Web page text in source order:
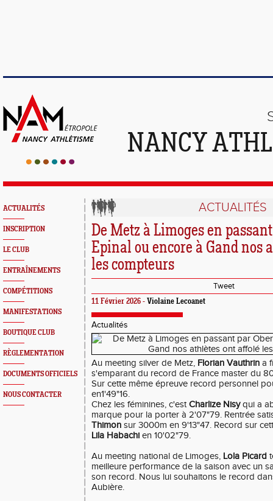
NANCY
ACTUALITÉS
INSCRIPTION
LE CLUB
ENTRAÎNEMENTS
COMPÉTITIONS
MANIFESTATIONS
BOUTIQUE CLUB
RÈGLEMENTATION
DOCUMENTS OFFICIELS
NOUS CONTACTER
ACTUALITÉS
De Metz à Limoges en
Epinal ou encore à Gand nos
les compteurs
Tweet
11 Février 2026 - Violaine Lecoanet
Actualités
Au meeting silver de Metz, Florian Vauthrin a
s'emparant du record de France master du
Sur cette même épreuve record personnel
en1'49"16.
Chez les féminines, c'estCharlize Nisyqui a
marque pour la porter à 2'07"79. Rentrée
Thimon sur 3000m en 9'13"47. Record sur
Lila Habachi en 10'02"79.
Au meeting national de Limoges, Lola Picard
meilleure performance de la saison avec un
son record. Nous lui souhaitons le record
Aubière.